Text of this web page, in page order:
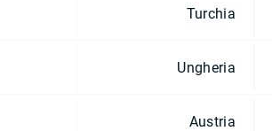
Turchia
Ungheria
Austria